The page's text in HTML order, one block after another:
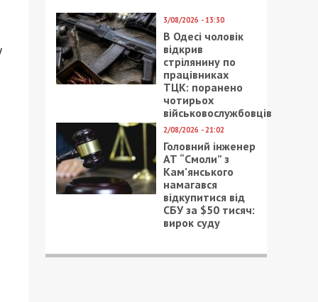
3/08/2026 - 13:30
В Одесі чоловік
відкрив
стрілянину по
працівниках
ТЦК: поранено
чотирьох
військовослужбовців
2/08/2026 - 21:02
Головний інженер
АТ “Смоли” з
Кам’янського
намагався
відкупитися від
СБУ за $50 тисяч:
вирок суду